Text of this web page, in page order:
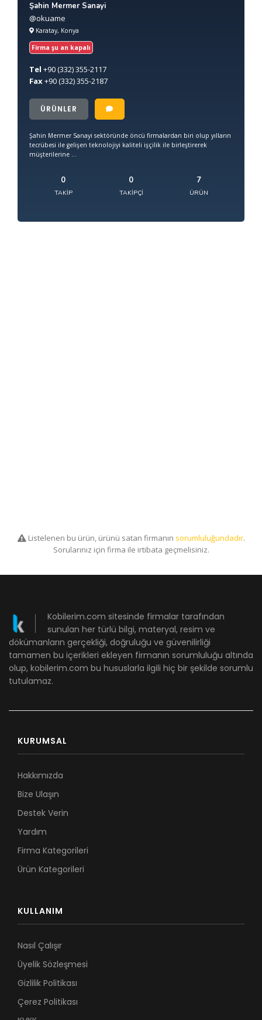
Şahin Mermer Sanayi
@okuame
Karatay, Konya
Firma şu an kapalı
Tel +90(332) 355-2117
Fax+90(332) 355-2187
ÜRÜNLER
Şahin Mermer Sanayi sektöründe öncü firmalardan biri olup yılların
tecrübesi ile gelişen teknolojiyi kaliteli işçilik ile birleştirerek
müşterilerine ...
0
TAKIP
0
TAKIPÇI
7
ÜRÜN
Listelenen bu ürün, ürünü satan firmanın sorumluluğundadır.
Sorularınız için firma ile irtibata geçmelisiniz.
Kobilerim.com sitesinde firmalar tarafından
sunulan her türlü bilgi, materyal, resim ve
dökümanların gerçekliği, doğruluğu ve güvenilirliği
tamamen bu içerikleri ekleyen firmanın sorumluluğu altında
olup, kobilerim.com bu hususlarla ilgili hiç bir şekilde sorumlu
tutulamaz.
KURUMSAL
Hakkımızda
Bize Ulaşın
Destek Verin
Yardım
Firma Kategorileri
Ürün Kategorileri
KULLANIM
Nasıl Çalışır
Üyelik Sözleşmesi
Gizlilik Politikası
Çerez Politikası